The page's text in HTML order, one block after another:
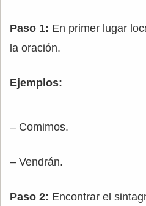
Paso 1: En primer lugar
la oración.
Ejemplos:
– Comimos.
– Vendrán.
Paso 2: Encontrar el